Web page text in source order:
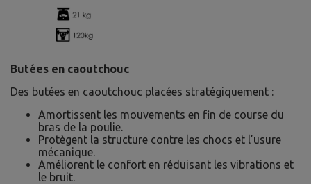
Butées en caoutchouc
Des butées en caoutchouc placées stratégiquement :
Amortissent les mouvements en fin de course du
bras de la poulie.
Protègent la structure contre les chocs et l’usure
mécanique.
Améliorent le confort en réduisant les vibrations et
le bruit.